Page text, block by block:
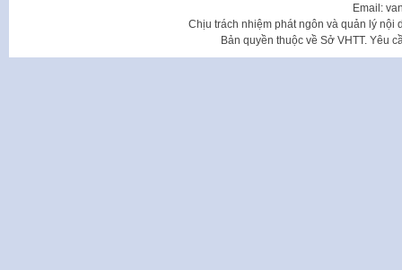
Email:
Chịu trách nhiệm phát ngôn và quản lý nội
Bản quyền thuộc về Sở VHTT. Yêu